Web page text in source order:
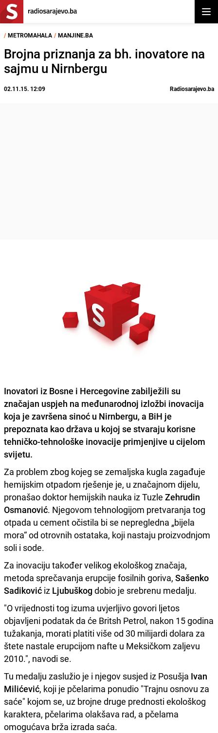
/ METROMAHALA / MANJINE.BA
Brojna priznanja za bh. inovatore na
sajmu u Nirnbergu
02.11.15. 12:09 Radiosarajevo.ba
Inovatori iz Bosne i Hercegovine zabilježili su
značajan uspjeh na međunarodnoj izložbi inovacija
koja je završena sinoć u Nirnbergu, a BiH je
prepoznata kao država u kojoj se stvaraju korisne
tehničko-tehnološke inovacije primjenjive u cijelom
svijetu.
Za problem zbog kojeg se zemaljska kugla zagađuje
hemijskim otpadom rješenje je, u značajnom dijelu,
pronašao doktor hemijskih nauka iz Tuzle Zehrudin
Osmanović. Njegovom tehnologijom pretvaranja tog
otpada u cement očistila bi se nepregledna „bijela
mora“ od otrovnih ostataka, koji nastaju proizvodnjom
soli i sode.
Za inovaciju također velikog ekološkog značaja,
metoda sprečavanja erupcije fosilnih goriva, Sašenko
Sadiković iz Ljubuškogdobio je srebrenu medalju.
"O vrijednosti tog izuma uvjerljivo govori ljetos
objavljeni podatak da će Britsh Petrol, nakon 15 godina
tužakanja, morati platiti više od 30 milijardi dolara za
štete nastale erupcijom nafte u Meksičkom zaljevu
2010.", navodi se.
Tu medalju zaslužio je i njegov susjed iz Posušja Ivan
Milićević, koji je pčelarima ponudio "Trajnu osnovu za
saće" kojom se, uz brojne druge prednosti ekološkog
karaktera, pčelarima olakšava rad, a pčelama
omogućava brža izrada saća.